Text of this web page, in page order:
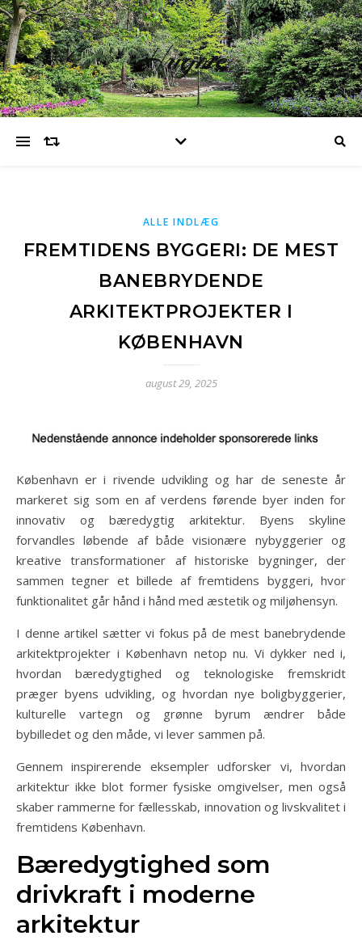
Hugme
ALLE INDLÆG
FREMTIDENS BYGGERI: DE MEST
BANEBRYDENDE
ARKITEKTPROJEKTER I
KØBENHAVN
august 29, 2025
København er i rivende udvikling og har de seneste år
markeret sig som en af verdens førende byer inden for
innovativ og bæredygtig arkitektur. Byens skyline
forvandles løbende af både visionære nybyggerier og
kreative transformationer af historiske bygninger, der
sammen tegner et billede af fremtidens byggeri, hvor
funktionalitet går hånd i hånd med æstetik og miljøhensyn.
I denne artikel sætter vi fokus på de mest banebrydende
arkitektprojekter i København netop nu. Vi dykker ned i,
hvordan bæredygtighed og teknologiske fremskridt
præger byens udvikling, og hvordan nye boligbyggerier,
kulturelle vartegn og grønne byrum ændrer både
bybilledet og den måde, vi lever sammen på.
Gennem inspirerende eksempler udforsker vi, hvordan
arkitektur ikke blot former fysiske omgivelser, men også
skaber rammerne for fællesskab, innovation og livskvalitet i
fremtidens København.
Bæredygtighed som
drivkraft i moderne
arkitektur